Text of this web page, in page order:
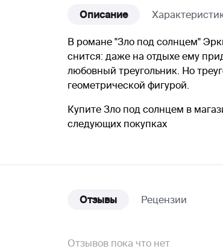
Описание
В романе "Зло под солнцем"
снится: даже на отдыхе ему
любовный треугольник. Но
геометрической фигурой.
Купите Зло под солнцем в
следующих покупках
Отзывы Рецензии
Отзывов пока что нет